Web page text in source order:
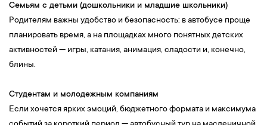
Семьям с детьми (дошкольники и младшие школьники)
Родителям важны удобство и безопасность: в автобусе проще
планировать время, а на площадках много понятных детских
активностей — игры, катания, анимация, сладости и, конечно,
блины.
Студентам и молодежным компаниям
Если хочется ярких эмоций, бюджетного формата и максимума